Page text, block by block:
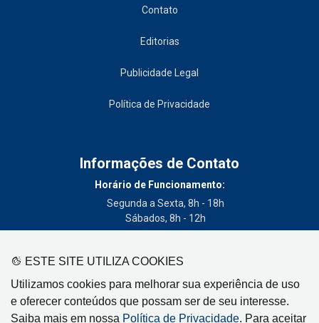
ESTE SITE UTILIZA COOKIES
Utilizamos cookies para melhorar sua experiência de uso
e oferecer conteúdos que possam ser de seu interesse.
Saiba mais em nossa Política de Privacidade. Para aceitar
Contato
Editorias
Publicidade Legal
Política de Privacidade
Informações de Contato
Horário de Funcionamento:
Segunda a Sexta, 8h - 18h
Sábados, 8h - 12h
(19) 3404-3700
Circulação:
Limeira - SP, Artur Nogueira - SP, Cordeirópolis - SP,
Engenheiro Coelho - SP, Iracemápolis - SP